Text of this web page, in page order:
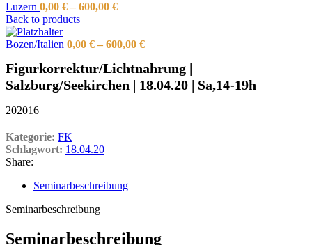
Luzern 0,00 € – 600,00 €
Back to products
Bozen/Italien 0,00 € – 600,00 €
Figurkorrektur/Lichtnahrung |
Salzburg/Seekirchen | 18.04.20 | Sa,14-19h
202016
Kategorie: FK
Schlagwort: 18.04.20
Share:
Seminarbeschreibung
Seminarbeschreibung
Seminarbeschreibung